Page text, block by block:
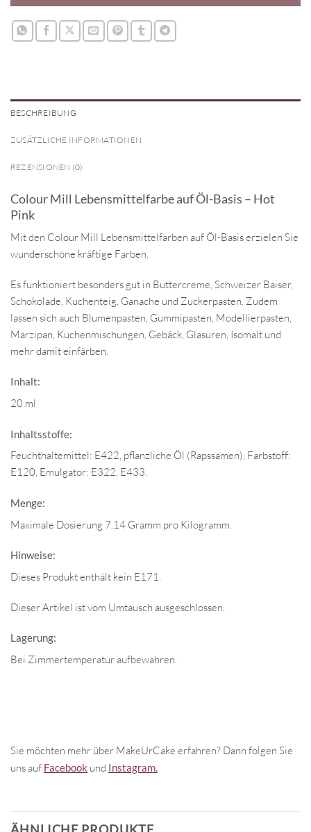
BESCHREIBUNG
ZUSÄTZLICHE INFORMATIONEN
REZENSIONEN (0)
Colour Mill Lebensmittelfarbe auf Öl-Basis – Hot
Pink
Mit den Colour Mill Lebensmittelfarben auf Öl-Basis erzielen Sie
wunderschöne kräftige Farben.
Es funktioniert besonders gut in Buttercreme, Schweizer Baiser,
Schokolade, Kuchenteig, Ganache und Zuckerpasten. Zudem
lassen sich auch Blumenpasten, Gummipasten, Modellierpasten,
Marzipan, Kuchenmischungen, Gebäck, Glasuren, Isomalt und
mehr damit einfärben.
Inhalt:
20 ml
Inhaltsstoffe:
Feuchthaltemittel: E422, pflanzliche Öl (Rapssamen), Farbstoff:
E120, Emulgator: E322, E433.
Menge:
Maximale Dosierung 7.14 Gramm pro Kilogramm.
Hinweise:
Dieses Produkt enthält kein E171.
Dieser Artikel ist vom Umtausch ausgeschlossen.
Lagerung:
Bei Zimmertemperatur aufbewahren.
Sie möchten mehr über MakeUrCake erfahren? Dann folgen Sie
uns auf Facebook und Instagram.